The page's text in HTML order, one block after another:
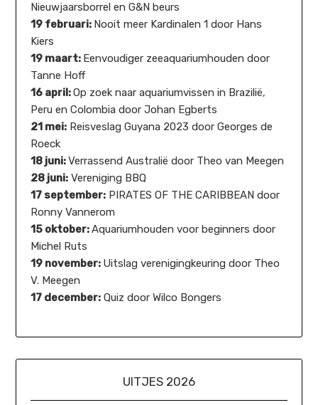
Nieuwjaarsborrel en G&N beurs
19 februari: Nooit meer Kardinalen 1 door Hans
Kiers
19 maart: Eenvoudiger zeeaquariumhouden door
Tanne Hoff
16 april:Op zoek naar aquariumvissen in Brazilië,
Peru en Colombia door Johan Egberts
21 mei: Reisveslag Guyana 2023 door Georges de
Roeck
18 juni:Verrassend Australië door Theo van Meegen
28 juni: Vereniging BBQ
17 september: PIRATES OF THE CARIBBEAN door
Ronny Vannerom
15 oktober:Aquariumhouden voor beginners door
Michel Ruts
19 november: Uitslag verenigingkeuring door Theo
V. Meegen
17 december: Quiz door Wilco Bongers
UITJES 2026